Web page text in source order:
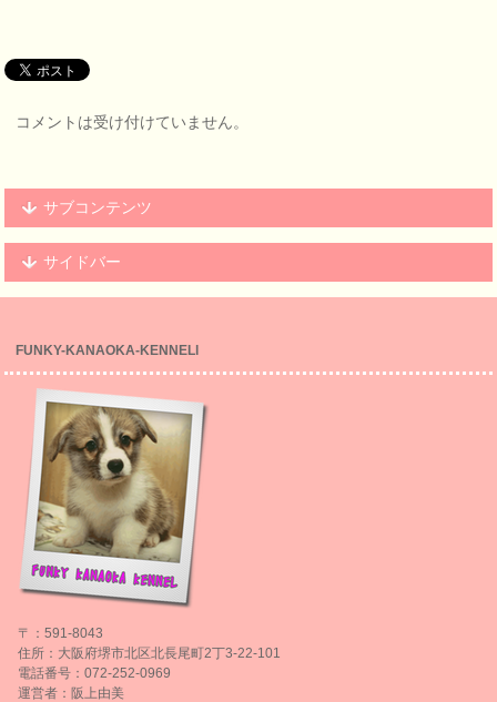
コメントは受け付けていません。
サブコンテンツ
サイドバー
FUNKY-KANAOKA-KENNELl
〒：591-8043
住所：大阪府堺市北区北長尾町2丁3-22-101
電話番号：072-252-0969
運営者：阪上由美